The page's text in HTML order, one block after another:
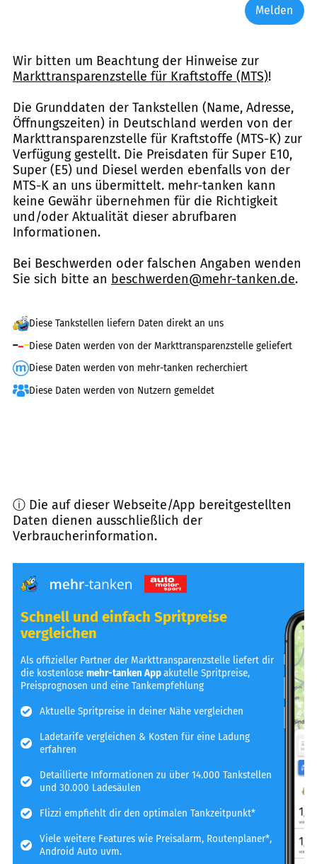
Melden
Wir bitten um Beachtung der Hinweise zur
Markttransparenzstelle für Kraftstoffe (MTS)!
Die Grunddaten der Tankstellen (Name, Adresse,
Öffnungszeiten) in Deutschland werden von der
Markttransparenzstelle für Kraftstoffe (MTS-K) zur
Verfügung gestellt. Die Preisdaten für Super E10,
Super (E5) und Diesel werden ebenfalls von der
MTS-K an uns übermittelt. mehr-tanken kann
keine Gewähr übernehmen für die Richtigkeit
und/oder Aktualität dieser abrufbaren
Informationen.
Bei Beschwerden oder falschen Angaben wenden
Sie sich bitte an beschwerden@mehr-tanken.de.
Diese Tankstellen liefern Daten direkt an uns
Diese Daten werden von der Markttransparenzstelle geliefert
Diese Daten werden von mehr-tanken recherchiert
Diese Daten werden von Nutzern gemeldet
ⓘ Die auf dieser Webseite/App bereitgestellten
Daten dienen ausschließlich der
Verbraucherinformation.
Schnell und einfach Spritpreise
vergleichen
Als offizieller Partner der Markttransparenzstelle liefert dir
die kostenlosemehr-tanken Appakutelle Spritpreise,
Preisprognosen und eine Tankempfehlung
Aktuelle Spritpreise in deiner Nähe vergleichen
Ladetarife vergleichen & Kosten für eine Ladung
erfahren
Detaillierte Informationen zu über 14.000 Tankstellen
und 30.000 Ladesäulen
Flizzi empfiehlt dir den optimalen Tankzeitpunkt*
Viele weitere Features wie Preisalarm, Routenplaner*,
Android Auto uvm.